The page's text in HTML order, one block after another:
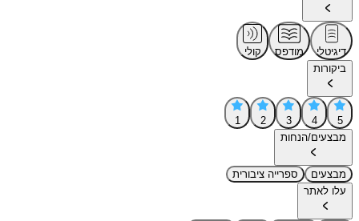
דיגיטלי מודפס
קולי
ביקורות
5
4
3
2
1
מבצעים/הנחות
מבצעים
ספרייה ציבורית
עלו לאתר